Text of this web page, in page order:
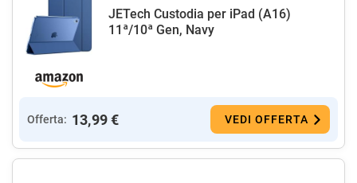
JETech Custodia per iPad (A16)
11ª/10ª Gen, Navy
Offerta: 13,99 € VEDI OFFERTA